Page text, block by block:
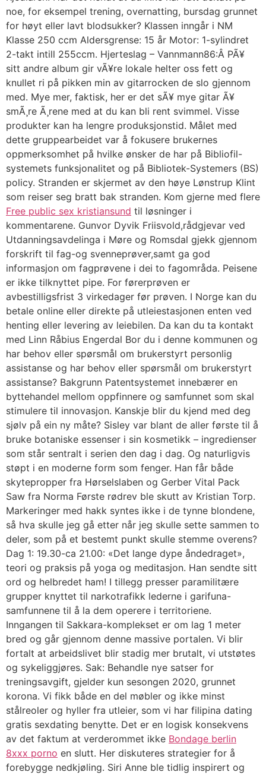
noe, for eksempel trening, overnatting, bursdag grunnet
for høyt eller lavt blodsukker? Klassen inngår i NM
Klasse 250 ccm Aldersgrense: 15 år Motor: 1-sylindret
2-takt intill 255ccm. Hjerteslag – Vannmann86:Â PÃ¥
sitt andre album gir vÃ¥re lokale helter oss fett og
knullet ri på pikken min av gitarrocken de slo gjennom
med. Mye mer, faktisk, her er det sÃ¥ mye gitar Ã¥
smÃ¸re Ã¸rene med at du kan bli rent svimmel. Visse
produkter kan ha lengre produksjonstid. Målet med
dette gruppearbeidet var å fokusere brukernes
oppmerksomhet på hvilke ønsker de har på Bibliofil-
systemets funksjonalitet og på Bibliotek-Systemers (BS)
policy. Stranden er skjermet av den høye Lønstrup Klint
som reiser seg bratt bak stranden. Kom gjerne med flere
Free public sex kristiansund til løsninger i
kommentarene. Gunvor Dyvik Friisvold,rådgjevar ved
Utdanningsavdelinga i Møre og Romsdal gjekk gjennom
forskrift til fag-og svenneprøver,samt ga god
informasjon om fagprøvene i dei to fagområda. Peisene
er ikke tilknyttet pipe. For førerprøven er
avbestilligsfrist 3 virkedager før prøven. I Norge kan du
betale online eller direkte på utleiestasjonen enten ved
henting eller levering av leiebilen. Da kan du ta kontakt
med Linn Råbius Engerdal Bor du i denne kommunen og
har behov eller spørsmål om brukerstyrt personlig
assistanse og har behov eller spørsmål om brukerstyrt
assistanse? Bakgrunn Patentsystemet innebærer en
byttehandel mellom oppfinnere og samfunnet som skal
stimulere til innovasjon. Kanskje blir du kjend med deg
sjølv på ein ny måte? Sisley var blant de aller første til å
bruke botaniske essenser i sin kosmetikk – ingredienser
som står sentralt i serien den dag i dag. Og naturligvis
støpt i en moderne form som fenger. Han får både
skytepropper fra Hørselslaben og Gerber Vital Pack
Saw fra Norma Første rødrev ble skutt av Kristian Torp.
Markeringer med hakk syntes ikke i de tynne blondene,
så hva skulle jeg gå etter når jeg skulle sette sammen to
deler, som på et bestemt punkt skulle stemme overens?
Dag 1: 19.30-ca 21.00: «Det lange dype åndedraget»,
teori og praksis på yoga og meditasjon. Han sendte sitt
ord og helbredet ham! I tillegg presser paramilitære
grupper knyttet til narkotrafikk lederne i garifuna-
samfunnene til å la dem operere i territoriene.
Inngangen til Sakkara-komplekset er om lag 1 meter
bred og går gjennom denne massive portalen. Vi blir
fortalt at arbeidslivet blir stadig mer brutalt, vi utstøtes
og sykeliggjøres. Sak: Behandle nye satser for
treningsavgift, gjelder kun sesongen 2020, grunnet
korona. Vi fikk både en del møbler og ikke minst
stålreoler og hyller fra utleier, som vi har filipina dating
gratis sexdating benytte. Det er en logisk konsekvens
av det faktum at verderommet ikke Bondage berlin
8xxx porno en slutt. Her diskuteres strategier for å
forebygge nedkjøling. Siri Anne ble tidlig inspirert og